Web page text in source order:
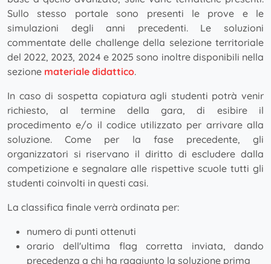
Sullo stesso portale sono presenti le prove e le
simulazioni degli anni precedenti. Le soluzioni
commentate delle challenge della selezione territoriale
del 2022, 2023, 2024 e 2025 sono inoltre disponibili nella
sezione materiale didattico.
In caso di sospetta copiatura agli studenti potrà venir
richiesto, al termine della gara, di esibire il
procedimento e/o il codice utilizzato per arrivare alla
soluzione. Come per la fase precedente, gli
organizzatori si riservano il diritto di escludere dalla
competizione e segnalare alle rispettive scuole tutti gli
studenti coinvolti in questi casi.
La classifica finale verrà ordinata per:
numero di punti ottenuti
orario dell'ultima flag corretta inviata, dando
precedenza a chi ha raggiunto la soluzione prima